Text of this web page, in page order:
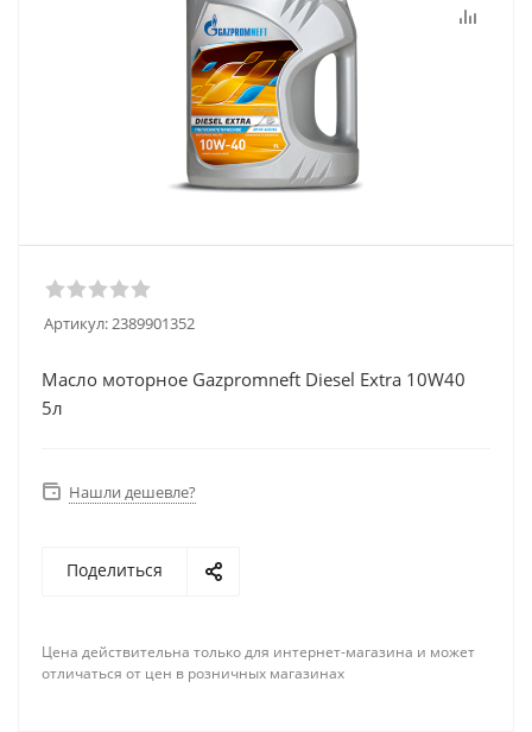
Артикул:2389901352
Масло моторное Gazpromneft Diesel Extra 10W40
5л
Нашли дешевле?
Поделиться
Цена действительна только для интернет-магазина и может
отличаться от цен в розничных магазинах